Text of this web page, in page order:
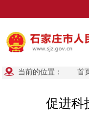
当前的位置： 首
促进科